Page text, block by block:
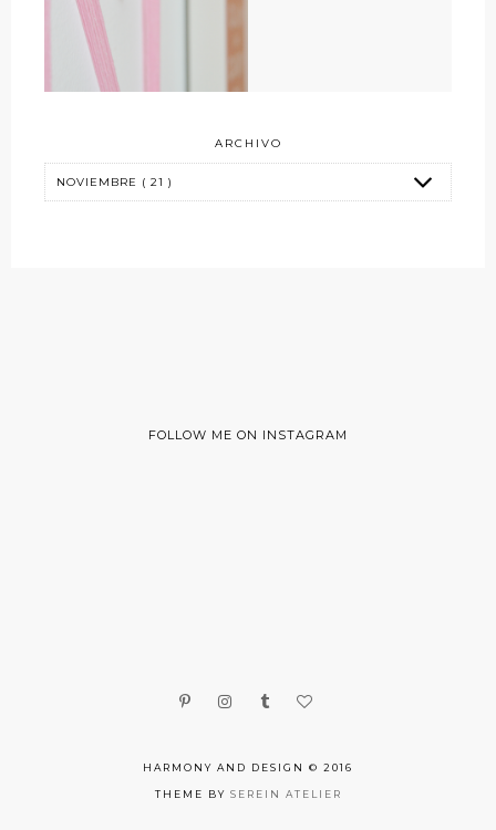
ARCHIVO
FOLLOW ME ON INSTAGRAM
HARMONY AND DESIGN © 2016
THEME BY SEREIN ATELIER